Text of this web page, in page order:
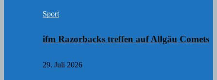
Sport
ifm Razorbacks treffen auf Allgäu Comets
29. Juli 2026